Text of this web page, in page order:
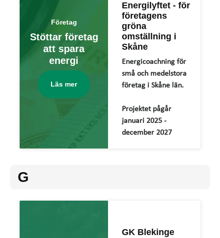
Företag
Stöttar företag
att spara
energi
Läs mer
Energilyftet - för
företagens
gröna
omställning i
Skåne
Energicoachning för
små och medelstora
företag i Skåne län.
Projektet pågår
januari 2025 -
december 2027
G
GK Blekinge